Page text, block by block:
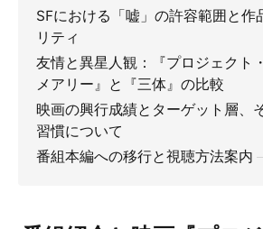
SFにおける「嘘」の許容範囲と作
リティ
友情と異星人観：『プロジェクト
メアリー』と『三体』の比較
映画の興行成績とターゲット層、
習慣について
番組本編への移行と視聴方法案内